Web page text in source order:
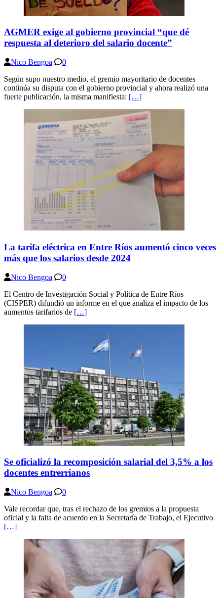
AGMER exige al gobierno provincial “que dé
respuesta al deterioro del salario docente”
Nico Bengoa
0
Según supo nuestro medio, el gremio mayoritario de docentes
continúa su disputa con el gobierno provincial y ahora realizó una
fuerte publicación, la misma manifiesta: […]
La tarifa eléctrica en Entre Ríos aumentó cinco veces
más que los salarios desde 2024
Nico Bengoa
0
El Centro de Investigación Social y Política de Entre Ríos
(CISPER) difundió un informe en el que analiza el impacto de los
aumentos tarifarios de […]
Se oficializó la recomposición salarial del 3,5% a los
docentes entrerrianos
Nico Bengoa
0
Vale recordar que, tras el rechazo de los gremios a la propuesta
oficial y la falta de acuerdo en la Secretaría de Trabajo, el Ejecutivo
[…]